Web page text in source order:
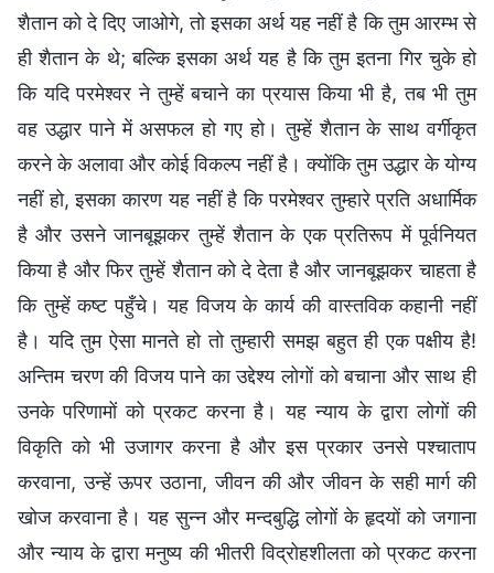
शैतान को दे दिए जाओगे, तो इसका अर्थ यह नहीं है कि तुम आरम्भ से
ही शैतान के थे; बल्कि इसका अर्थ यह है कि तुम इतना गिर चुके हो
कि यदि परमेश्वर ने तुम्हें बचाने का प्रयास किया भी है, तब भी तुम
वह उद्धार पाने में असफल हो गए हो। तुम्हें शैतान के साथ वर्गीकृत
करने के अलावा और कोई विकल्प नहीं है। क्योंकि तुम उद्धार के योग्य
नहीं हो, इसका कारण यह नहीं है कि परमेश्वर तुम्हारे प्रति अधार्मिक
है और उसने जानबूझकर तुम्हें शैतान के एक प्रतिरूप में पूर्वनियत
किया है और फिर तुम्हें शैतान को दे देता है और जानबूझकर चाहता है
कि तुम्हें कष्ट पहुँचे। यह विजय के कार्य की वास्तविक कहानी नहीं
है। यदि तुम ऐसा मानते हो तो तुम्हारी समझ बहुत ही एक पक्षीय है!
अन्तिम चरण की विजय पाने का उद्देश्य लोगों को बचाना और साथ ही
उनके परिणामों को प्रकट करना है। यह न्याय के द्वारा लोगों की
विकृति को भी उजागर करना है और इस प्रकार उनसे पश्चाताप
करवाना, उन्हें ऊपर उठाना, जीवन की और जीवन के सही मार्ग की
खोज करवाना है। यह सुन्न और मन्दबुद्धि लोगों के हृदयों को जगाना
और न्याय के द्वारा मनुष्य की भीतरी विद्रोहशीलता को प्रकट करना